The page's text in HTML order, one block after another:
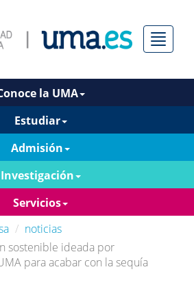
Menú
la UMA
Estudiar
Admisión
Investigación
Servicios
noticias
sostenible ideada por
para acabar con la sequía